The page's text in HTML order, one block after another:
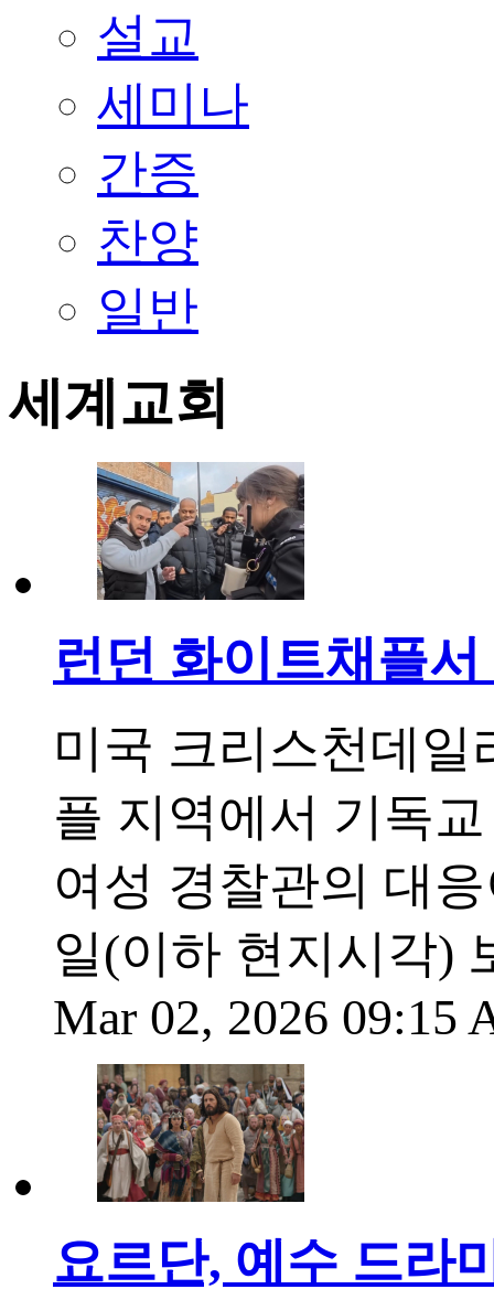
설교
세미나
간증
찬양
일반
세계교회
런던 화이트채플
미국 크리스천데
플 지역에서 기독
여성 경찰관의 대
일(이하 현지시각)
Mar 02, 2026 09:15
요르단, 예수 드라